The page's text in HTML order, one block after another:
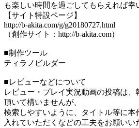
も楽しい時間を過ごしてもらえれば幸
【サイト特設ページ】
http://b-akita.com/g/g20180727.html
（創作サイト：http://b-akita.com）
■制作ツール
ティラノビルダー
■レビューなどについて
レビュー・プレイ実況動画の投稿は、
頂いて構いませんが、
検索しやすいように、タイトル等に本
入れていただくなどの工夫をお願いい